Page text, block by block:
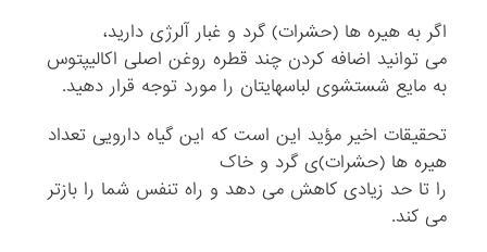
اگر به هیره ها (حشرات) گرد و غبار آلرژی دارید،
می توانید اضافه کردن چند قطره روغن اصلی اکالیپتوس
به مایع شستشوی لباسهایتان را مورد توجه قرار دهید.
تحقیقات اخیر مؤید این است که این گیاه دارویی تعداد
هیره ها (حشرات)ی گرد و خاک
را تا حد زیادی کاهش می دهد و راه تنفس شما را بازتر
می کند.